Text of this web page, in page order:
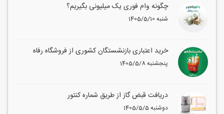
چگونه وام فوری یک میلیونی بگیریم؟
1405/5/10 شنبه
خرید اعتباری بازنشستگان کشوری از فروشگاه رفاه
1405/5/8 پنجشنبه
دریافت قبض گاز از طریق شماره کنتور
1405/5/5 دوشنبه